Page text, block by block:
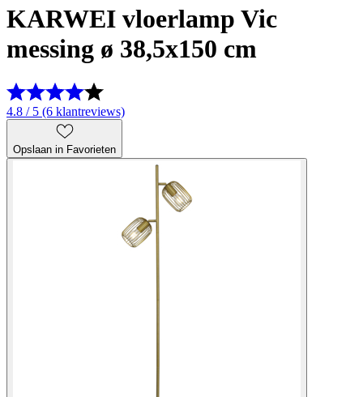
KARWEI vloerlamp Vic
messing ø 38,5x150 cm
4.8 / 5 (6 klantreviews)
Opslaan in Favorieten